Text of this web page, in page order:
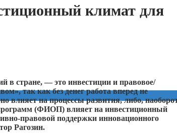
климат для
в стране, — это инвестиции и правовое/
так как без денег работа вперед не
влияет на процессы развития, либо,
(ФИОП) влияет на инвестиционный
правовой поддержки инновационного
Рагозин.